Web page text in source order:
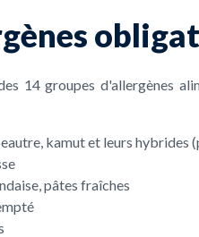
14 groupes d'allergènes
kamut et leurs hybrides
pâtes fraîches